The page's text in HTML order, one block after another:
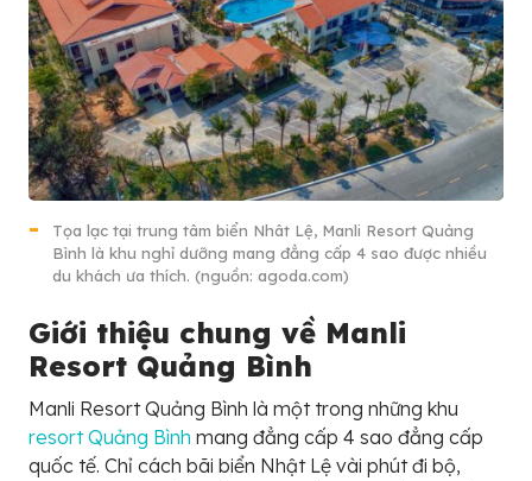
Tọa lạc tại trung tâm biển Nhât Lệ, Manli Resort Quảng
Bình là khu nghỉ dưỡng mang đẳng cấp 4 sao được nhiều
du khách ưa thích. (nguồn: agoda.com)
Giới thiệu chung về Manli
Resort Quảng Bình
Manli Resort Quảng Bình là một trong những khu
resort Quảng Bình mang đẳng cấp 4 sao đẳng cấp
quốc tế. Chỉ cách bãi biển Nhật Lệ vài phút đi bộ,